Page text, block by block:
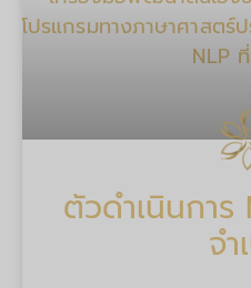
ตัวดำเนินกา
จำ